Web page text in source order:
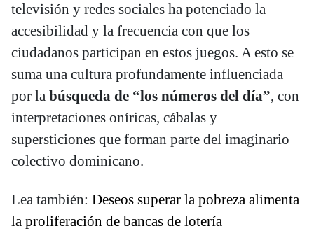
televisión y redes sociales ha potenciado la
accesibilidad y la frecuencia con que los
ciudadanos participan en estos juegos. A esto se
suma una cultura profundamente influenciada
por la búsqueda de “los números del día”, con
interpretaciones oníricas, cábalas y
supersticiones que forman parte del imaginario
colectivo dominicano.
Lea también: Deseos superar la pobreza alimenta
la proliferación de bancas de lotería